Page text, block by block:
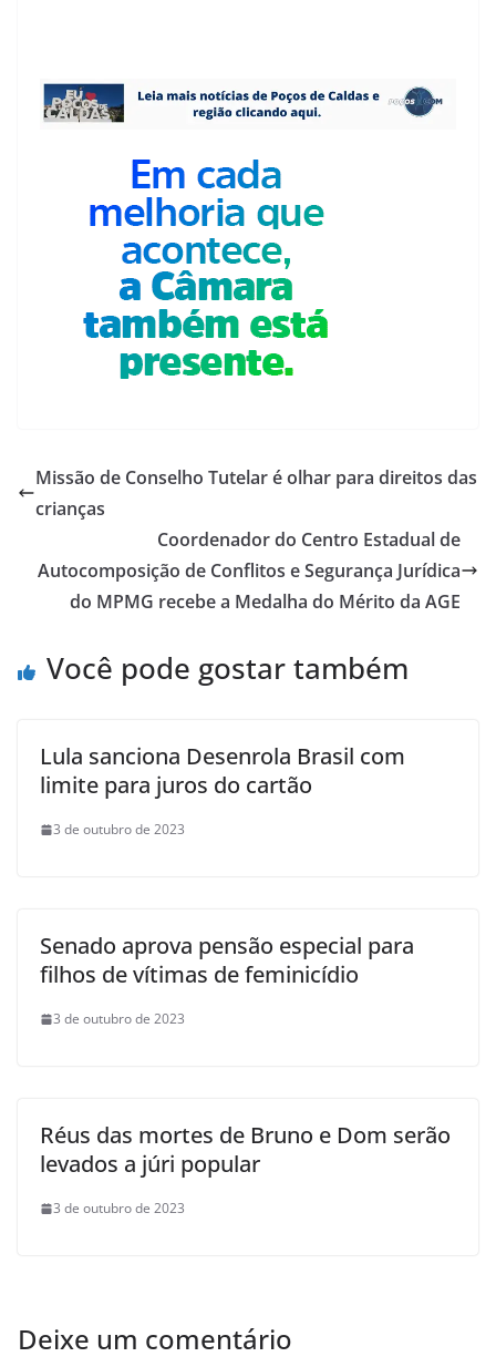
Missão de Conselho Tutelar é olhar para direitos das
crianças
Coordenador do Centro Estadual de
Autocomposição de Conflitos e Segurança Jurídica
do MPMG recebe a Medalha do Mérito da AGE
Você pode gostar também
Lula sanciona Desenrola Brasil com
limite para juros do cartão
3 de outubro de 2023
Senado aprova pensão especial para
filhos de vítimas de feminicídio
3 de outubro de 2023
Réus das mortes de Bruno e Dom serão
levados a júri popular
3 de outubro de 2023
Deixe um comentário